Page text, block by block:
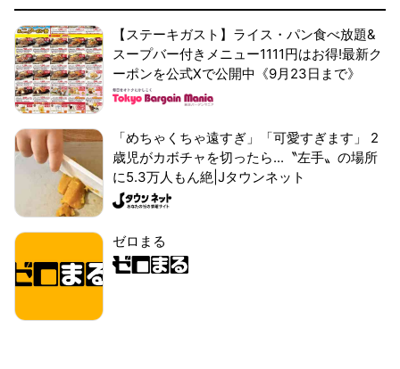
【ステーキガスト】ライス・パン食べ放題&
スープバー付きメニュー1111円はお得!最新ク
ーポンを公式Xで公開中《9月23日まで》
「めちゃくちゃ遠すぎ」「可愛すぎます」 2
歳児がカボチャを切ったら...〝左手〟の場所
に5.3万人もん絶|Jタウンネット
ゼロまる